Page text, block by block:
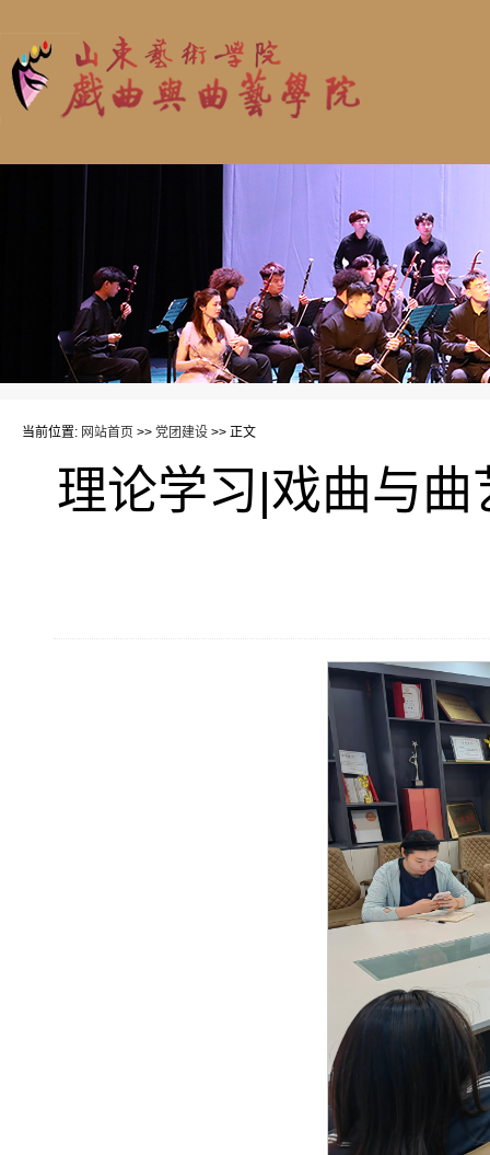
当前位置: 网站首页 >> 党团建设 >> 正文
理论学习|戏曲与